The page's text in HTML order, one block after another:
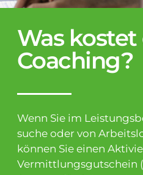
Was kostet
Coaching?
Wenn Sie im
suche oder von
können Sie einen
Vermittlungsgutschein